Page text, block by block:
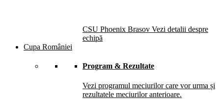
CSU Phoenix Brasov Vezi detalii despre
echipă
Cupa României
Program & Rezultate
Vezi programul meciurilor care vor urma și
rezultatele meciurilor anterioare.